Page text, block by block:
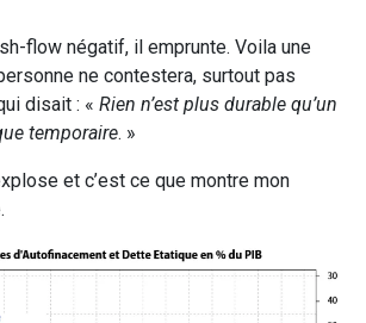
flow négatif, il emprunte. Voila une
ne contestera, surtout pas
disait : « Rien n’est plus durable qu’un
temporaire. »
et c’est ce que montre mon